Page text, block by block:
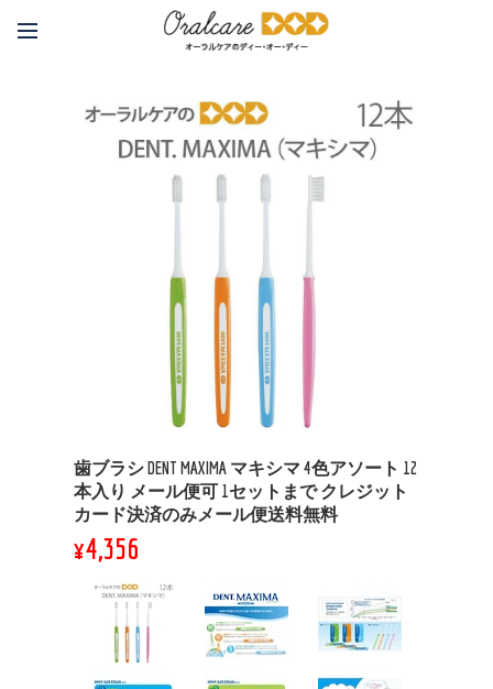
歯ブラシ DENT MAXIMA マキシマ 4色アソート 12
本入り メール便可 1セットまで クレジット
カード決済のみメール便送料無料
¥4,356